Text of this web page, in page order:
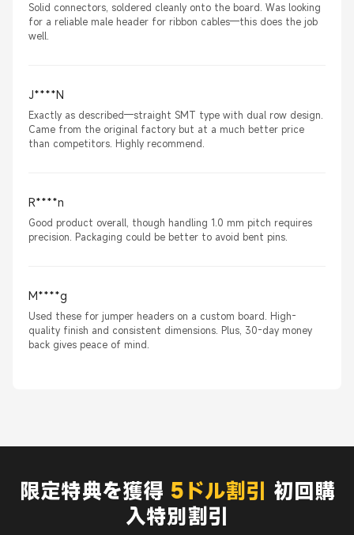
Solid connectors, soldered cleanly onto the board. Was looking
for a reliable male header for ribbon cables—this does the job
well.
J****N
Exactly as described—straight SMT type with dual row design.
Came from the original factory but at a much better price
than competitors. Highly recommend.
R****n
Good product overall, though handling 1.0 mm pitch requires
precision. Packaging could be better to avoid bent pins.
M****g
Used these for jumper headers on a custom board. High-
quality finish and consistent dimensions. Plus, 30-day money
back gives peace of mind.
限定特典を獲得 5ドル割引 初回購
入特別割引